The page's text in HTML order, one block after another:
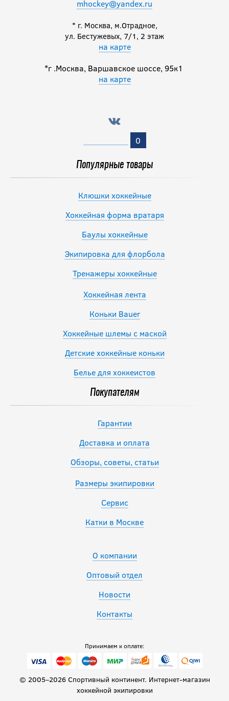
mhockey@yandex.ru
* г. Москва, м.Отрадное,
ул. Бестужевых, 7/1, 2 этаж
на карте
*г .Москва, Варшавское шоссе, 95к1
на карте
0
Популярные товары
Клюшки хоккейные
Хоккейная форма вратаря
Баулы хоккейные
Экипировка для флорбола
Тренажеры хоккейные
Хоккейная лента
Коньки Bauer
Хоккейные шлемы с маской
Детские хоккейные коньки
Белье для хоккеистов
Покупателям
Гарантии
Доставка и оплата
Обзоры, советы, статьи
Размеры экипировки
Сервис
Катки в Москве
О компании
Оптовый отдел
Новости
Контакты
Принимаем к оплате:
© 2005–2026 Спортивный континент. Интернет-магазин
хоккейной экипировки